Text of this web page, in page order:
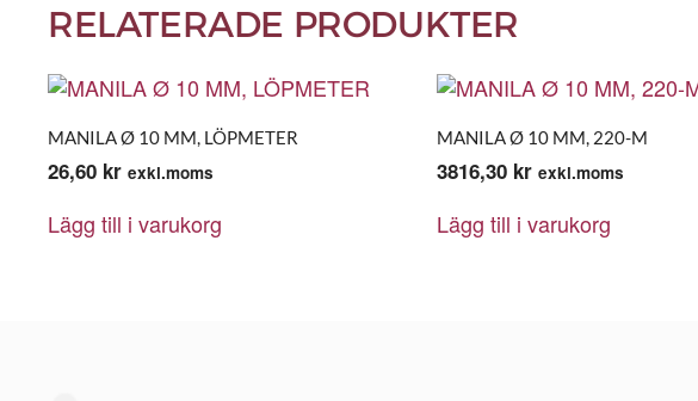
RELATERADE PRODUKTER
MANILA Ø 10 MM, LÖPMETER
26,60 kr exkl.moms
Lägg till i varukorg
MANILA Ø 10 MM, 220-M
3816,30 kr exkl.moms
Lägg till i varukorg